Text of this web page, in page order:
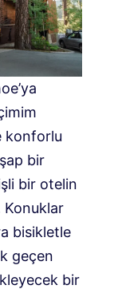
konforlu
bir
bir otelin
Konuklar
bisikletle
geçen
bir